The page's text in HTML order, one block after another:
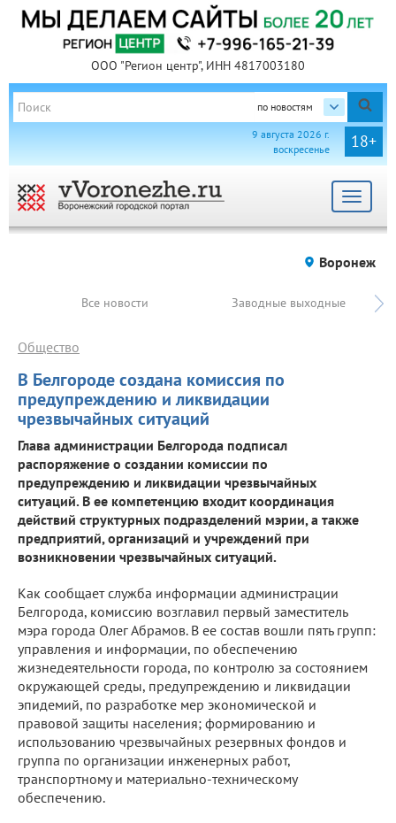
ООО "Регион центр", ИНН 4817003180
по новостям
18+
9 августа 2026 г.
воскресенье
Toggle
Воронеж
Все новости Заводные выходные
В Белгороде создана комиссия по
предупреждению и ликвидации
чрезвычайных ситуаций
Общество
Глава администрации Белгорода подписал
распоряжение о создании комиссии по
предупреждению и ликвидации чрезвычайных
ситуаций. В ее компетенцию входит координация
действий структурных подразделений мэрии, а также
предприятий, организаций и учреждений при
возникновении чрезвычайных ситуаций.
Как сообщает служба информации администрации
Белгорода, комиссию возглавил первый заместитель
мэра города Олег Абрамов. В ее состав вошли пять групп:
управления и информации, по обеспечению
жизнедеятельности города, по контролю за состоянием
окружающей среды, предупреждению и ликвидации
эпидемий, по разработке мер экономической и
правовой защиты населения; формированию и
использованию чрезвычайных резервных фондов и
группа по организации инженерных работ,
транспортному и материально-техническому
обеспечению.